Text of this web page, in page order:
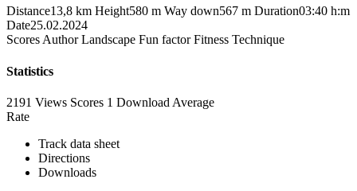
Distance13,8 km Height580 m Way down567 m Duration03:40 h:m
Date25.02.2024
Scores Author Landscape Fun factor Fitness Technique
Statistics
2191 Views Scores 1 Download Average
Rate
Track data sheet
Directions
Downloads